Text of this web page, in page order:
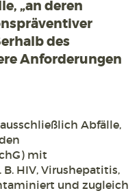
„an deren
des
Anforderungen
Abfälle,
mit
HIV, Virushepatitis,
und zugleich